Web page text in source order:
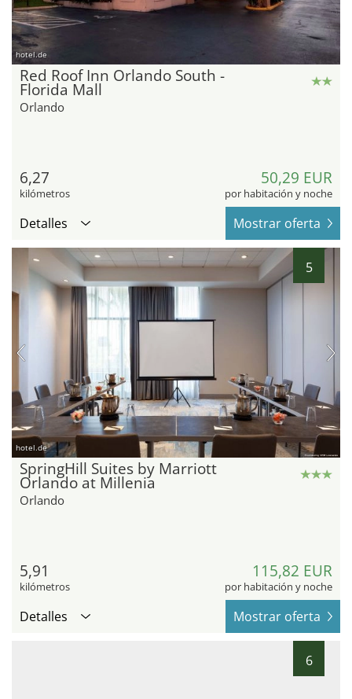
hotel.de
Red Roof Inn Orlando South -
Florida Mall
Orlando
6,27
kilómetros
50,29 EUR
por habitación y noche
Detalles Mostrar oferta
5
hotel.de
SpringHill Suites by Marriott
Orlando at Millenia
Orlando
5,91
kilómetros
115,82 EUR
por habitación y noche
Detalles Mostrar oferta
6